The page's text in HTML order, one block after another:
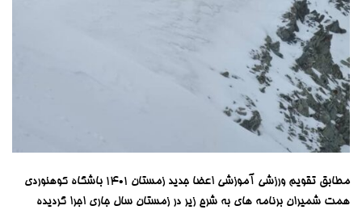
مطابق تقویم ورزشی آموزشی اعضا جدید زمستان 1401 باشگاه کوهنوردی
همت شمیران برنامه های به شرح زیر در زمستان سال جاری اجرا گردیده